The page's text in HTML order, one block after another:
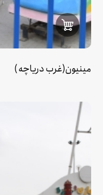
مینیون(غرب دریاچه )